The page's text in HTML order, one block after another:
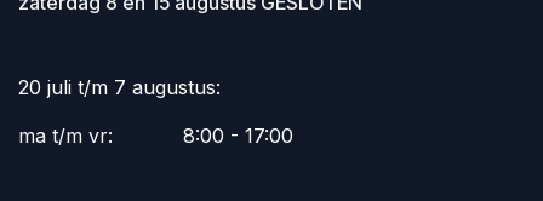
20 juli t/m 7 augustus:
ma t/m vr:
​8:00 - 17:00